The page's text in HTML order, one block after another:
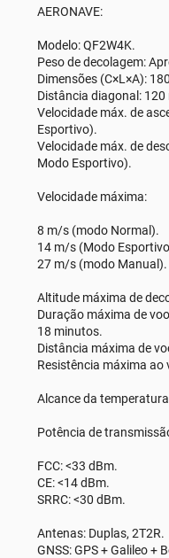
AERONAVE:
Modelo: QF2W4K.
Peso de decolagem:
Dimensões (C×L×A):
Distância diagonal: 120
Velocidade máx. de
Esportivo).
Velocidade máx. de
Modo Esportivo).
Velocidade máxima:
8 m/s (modo Normal).
14 m/s (Modo
27 m/s (modo Manual).
Altitude máxima de
Duração máxima de
18 minutos.
Distância máxima de
Resistência máxima ao
Alcance da
Potência de
FCC: <33 dBm.
CE: <14 dBm.
SRRC: <30 dBm.
Antenas: Duplas, 2T2R.
GNSS: GPS + Galileo +